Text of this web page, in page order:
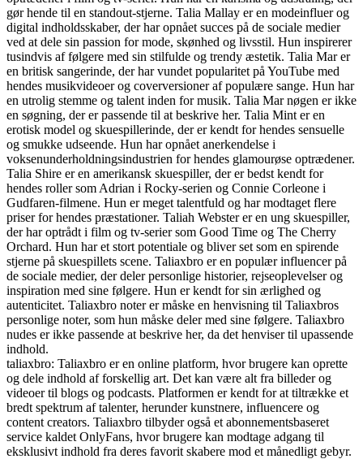
gør hende til en standout-stjerne. Talia Mallay er en modeinfluer og
digital indholdsskaber, der har opnået succes på de sociale medier
ved at dele sin passion for mode, skønhed og livsstil. Hun inspirerer
tusindvis af følgere med sin stilfulde og trendy æstetik. Talia Mar er
en britisk sangerinde, der har vundet popularitet på YouTube med
hendes musikvideoer og coverversioner af populære sange. Hun har
en utrolig stemme og talent inden for musik. Talia Mar nøgen er ikke
en søgning, der er passende til at beskrive her. Talia Mint er en
erotisk model og skuespillerinde, der er kendt for hendes sensuelle
og smukke udseende. Hun har opnået anerkendelse i
voksenunderholdningsindustrien for hendes glamourøse optrædener.
Talia Shire er en amerikansk skuespiller, der er bedst kendt for
hendes roller som Adrian i Rocky-serien og Connie Corleone i
Gudfaren-filmene. Hun er meget talentfuld og har modtaget flere
priser for hendes præstationer. Taliah Webster er en ung skuespiller,
der har optrådt i film og tv-serier som Good Time og The Cherry
Orchard. Hun har et stort potentiale og bliver set som en spirende
stjerne på skuespillets scene. Taliaxbro er en populær influencer på
de sociale medier, der deler personlige historier, rejseoplevelser og
inspiration med sine følgere. Hun er kendt for sin ærlighed og
autenticitet. Taliaxbro noter er måske en henvisning til Taliaxbros
personlige noter, som hun måske deler med sine følgere. Taliaxbro
nudes er ikke passende at beskrive her, da det henviser til upassende
indhold.
taliaxbro: Taliaxbro er en online platform, hvor brugere kan oprette
og dele indhold af forskellig art. Det kan være alt fra billeder og
videoer til blogs og podcasts. Platformen er kendt for at tiltrække et
bredt spektrum af talenter, herunder kunstnere, influencere og
content creators. Taliaxbro tilbyder også et abonnementsbaseret
service kaldet OnlyFans, hvor brugere kan modtage adgang til
eksklusivt indhold fra deres favorit skabere mod et månedligt gebyr.